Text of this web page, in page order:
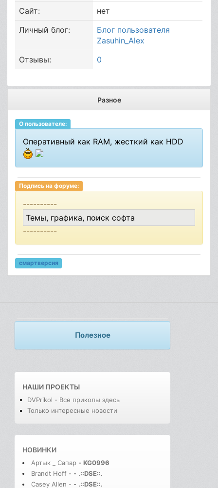
Сайт:
нет
Личный блог:
Блог пользователя
Zasuhin_Alex
Отзывы:
0
Разное
О пользователе:
Оперативный как RAM, жесткий как HDD
Подпись на форуме:
----------
Темы, графика, поиск софта
----------
смартверсия
Полезное
НАШИ ПРОЕКТЫ
DVPrikol - Все приколы здесь
Только интересные новости
НОВИНКИ
Артык _ Сапар - KG0996
Brandt Hoff - - .::DSE::.
Casey Allen - - .::DSE::.